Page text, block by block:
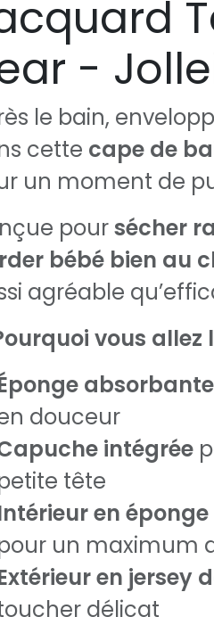
-
le bain,
cette cape de
un moment de
poursécher
bébé bien au
agréable
vous allez
absorbante
douceur
intégrée
tête
en
un maximum
en jersey
délicat